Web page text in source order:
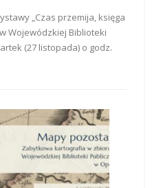
„Czas przemija, księga
Wojewódzkiej Biblioteki
(27 listopada) o godz.